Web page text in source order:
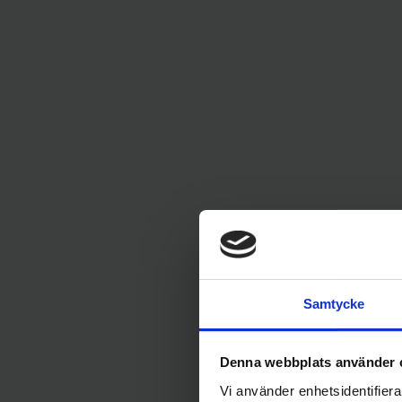
Samtycke
Denna webbplats använder
Vi använder